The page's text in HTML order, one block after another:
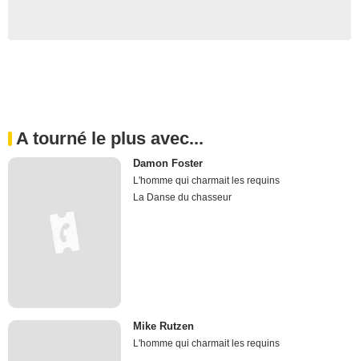
A tourné le plus avec...
Damon Foster
L'homme qui charmait les requins
La Danse du chasseur
Mike Rutzen
L'homme qui charmait les requins